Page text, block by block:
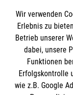
Impressum
Datenschutz
Wir verwenden
Erlebnis zu
Betrieb unserer
dabei, unsere
Funktionen
Erfolgskontrolle
wie z.B. Google